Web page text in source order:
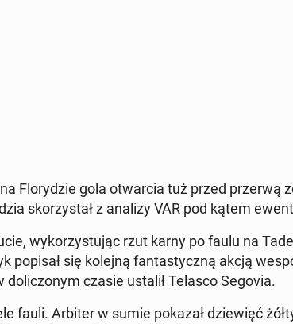
Flo­ry­dzie gola otwar­cia tuż przed przerwą
sko­rzy­stał z analizy VAR pod kątem
wy­ko­rzy­stu­jąc rzut karny po faulu na
popisał się kolejną fan­ta­stycz­ną akcją
czasie ustalił Telasco Segovia.
fauli. Arbiter w sumie pokazał dzie­więć